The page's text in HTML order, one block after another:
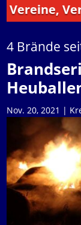
4 Brände
Nov. 20, 2021 |